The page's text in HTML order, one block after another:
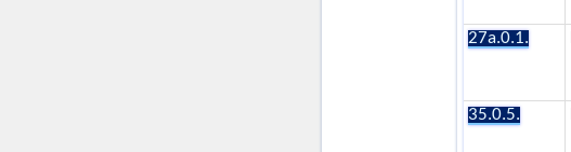
27a.0.1.
35.0.5.